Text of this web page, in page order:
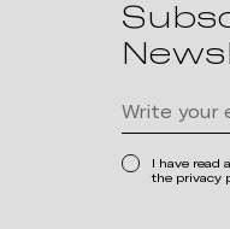
I have read
the privacy